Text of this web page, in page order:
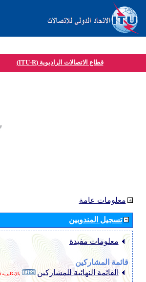
قطاع الاتصالات الراديوية (ITU-R)
معلومات عامة
تسجيل المندوبين
معلومات مفيدة
قائمة المشاركين
القائمة النهائية للمشاركين